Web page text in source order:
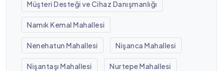
Müşteri Desteği ve Cihaz Danışmanlığı
Namık Kemal Mahallesi
Nenehatun Mahallesi Nişanca Mahallesi
Nişantaşı Mahallesi Nurtepe Mahallesi